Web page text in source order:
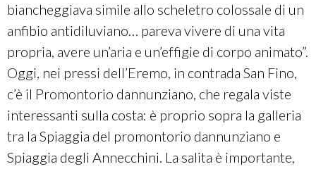
biancheggiava simile allo scheletro colossale di un
anfibio antidiluviano… pareva vivere di una vita
propria, avere un’aria e un’effigie di corpo animato”.
Oggi, nei pressi dell’Eremo, in contrada San Fino,
c’è il Promontorio dannunziano, che regala viste
interessanti sulla costa: è proprio sopra la galleria
tra la Spiaggia del promontorio dannunziano e
Spiaggia degli Annecchini. La salita è importante,